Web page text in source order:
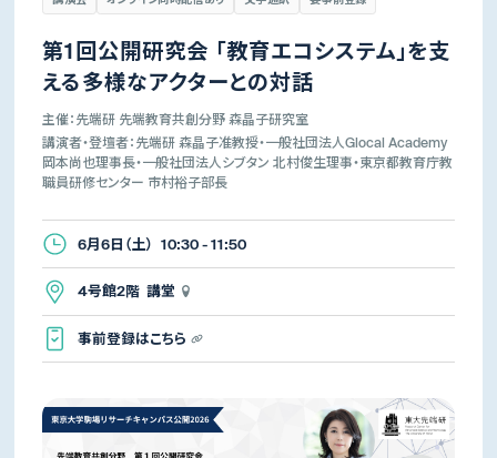
第1回公開研究会 「教育エコシステム」を支
える多様なアクターとの対話
主催：先端研 先端教育共創分野 森晶子研究室
講演者・登壇者：先端研 森晶子准教授・一般社団法人Glocal Academy
岡本尚也理事長・一般社団法人シブタン 北村俊生理事・東京都教育庁教
職員研修センター 市村裕子部長
6月6日（土） 10:30 - 11:50
4号館2階 講堂
事前登録はこちら